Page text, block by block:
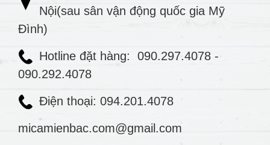
Nội(sau sân vận động quốc gia Mỹ
Đình)
Hotline đặt hàng: 090.297.4078 -
090.292.4078
Điện thoại: 094.201.4078
micamienbac.com@gmail.com